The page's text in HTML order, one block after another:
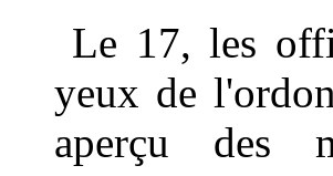
Le 17, les
yeux de
aperçu des